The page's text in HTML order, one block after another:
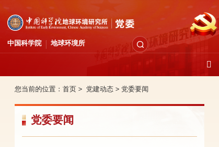
中国科学院 地球环境所
您当前的位置： 首页 > 党建动态 > 党委要闻
党委要闻